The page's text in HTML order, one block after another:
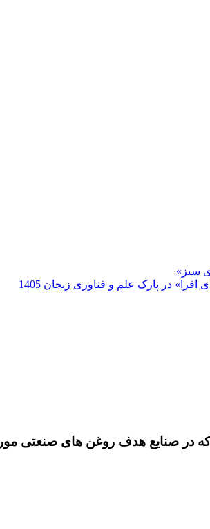
سبز»
در پارک علم و فناوری زنجان 1405
که در صنایع هدف روغن های صنعتی